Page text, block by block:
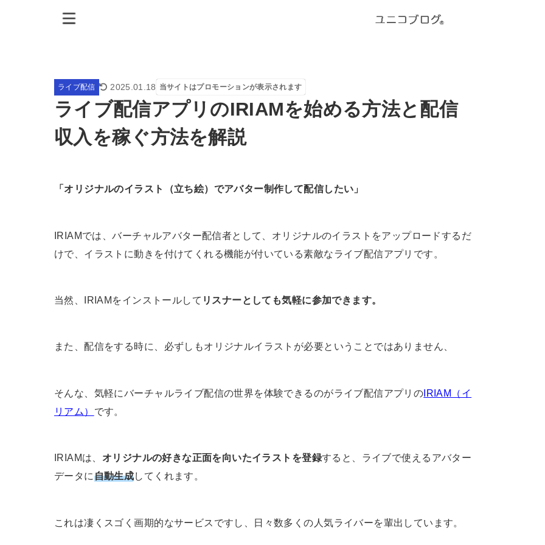
ライブ配信 2025.01.18 当サイトはプロモーションが表示されます
ライブ配信アプリのIRIAMを始める方法と配信
収入を稼ぐ方法を解説
「オリジナルのイラスト（立ち絵）でアバター制作して配信したい」
IRIAMでは、バーチャルアバター配信者として、オリジナルのイラストをアップロードするだ
けで、イラストに動きを付けてくれる機能が付いている素敵なライブ配信アプリです。
当然、IRIAMをインストールして リスナーとしても気軽に参加できます。
また、配信をする時に、必ずしもオリジナルイラストが必要ということではありません、
そんな、気軽にバーチャルライブ配信の世界を体験できるのがライブ配信アプリのIRIAM（イ
リアム） です。
IRIAMは、 オリジナルの好きな正面を向いたイラストを登録すると、ライブで使えるアバター
データに自動生成してくれます。
これは凄くスゴく画期的なサービスですし、日々数多くの人気ライバーを輩出しています。